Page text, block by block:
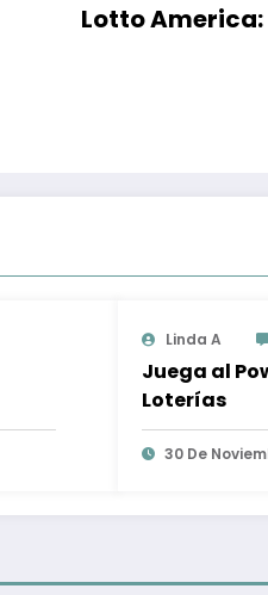
Lotto America:
Linda A
Juega al
Loterías
30 De